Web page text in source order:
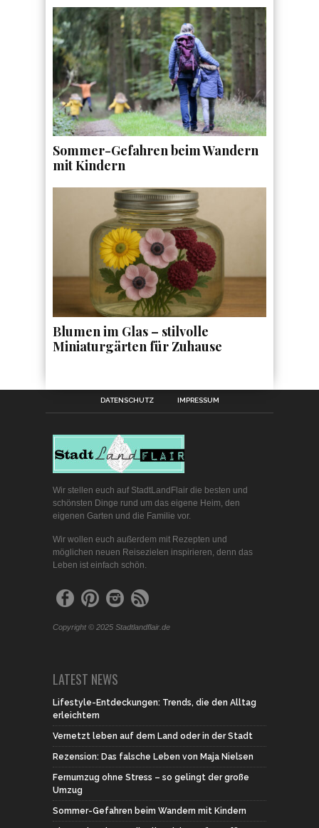
Sommer-Gefahren beim Wandern
mit Kindern
Blumen im Glas – stilvolle
Miniaturgärten für Zuhause
DATENSCHUTZ IMPRESSUM
Wir stellen euch auf StadtLandFlair die besten und
schönsten Dinge rund um das eigene Heim, den
eigenen Garten und die Familie vor.
Wir wollen euch außerdem mit Rezepten und
möglichen neuen Reisezielen inspirieren, denn das
Leben ist einfach schön.
Copyright © 2025 Stadtlandflair.de
LATEST NEWS
Lifestyle-Entdeckungen: Trends, die den Alltag
erleichtern
Vernetzt leben auf dem Land oder in der Stadt
Rezension: Das falsche Leben von Maja Nielsen
Fernumzug ohne Stress – so gelingt der große
Umzug
Sommer-Gefahren beim Wandern mit Kindern